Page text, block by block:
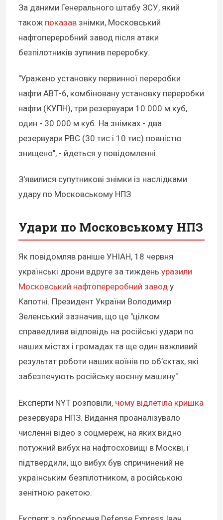
За даними Генерального штабу ЗСУ, який
також показав знімки, Московський
нафтопереробний завод після атаки
безпілотників зупинив переробку.
"Уражено установку первинної переробки
нафти АВТ-6, комбіновану установку переробки
нафти (КУПН), три резервуари 10 000 м куб,
один - 30 000 м куб. На знімках - два
резервуари РВС (30 тис і 10 тис) повністю
знищено", - йдеться у повідомленні.
З'явилися супутникові знімки із наслідками
удару по Московському НПЗ
Удари по Московському НПЗ
Як повідомляв раніше УНІАН, 18 червня
українські дрони вдруге за тиждень уразили
Московський нафтопереробний завод у
Капотні. Президент України Володимир
Зеленський зазначив, що це "цілком
справедлива відповідь на російські удари по
наших містах і громадах та ще один важливий
результат роботи наших воїнів по об’єктах, які
забезпечують російську воєнну машину".
Експерти NYT розповіли, чому відлетіла кришка
резервуара НПЗ. Видання проаналізувало
численні відео з соцмереж, на яких видно
потужний вибух на нафтосховищі в Москві, і
підтвердили, що вибух був спричинений не
українським безпілотником, а російською
зенітною ракетою.